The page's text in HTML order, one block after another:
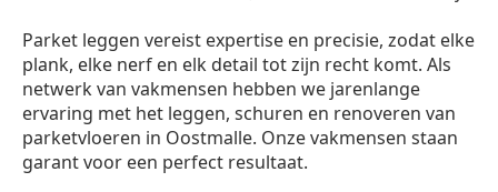
Parket leggen vereist expertise en precisie, zodat elke
plank, elke nerf en elk detail tot zijn recht komt. Als
netwerk van vakmensen hebben we jarenlange
ervaring met het leggen, schuren en renoveren van
parketvloeren in Oostmalle. Onze vakmensen staan
garant voor een perfect resultaat.